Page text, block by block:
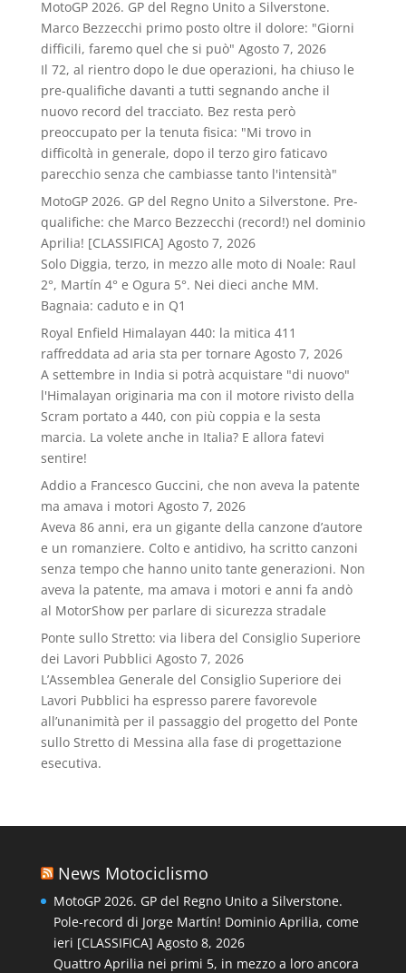
MotoGP 2026. GP del Regno Unito a Silverstone.
Marco Bezzecchi primo posto oltre il dolore: "Giorni
difficili, faremo quel che si può" Agosto 7, 2026
Il 72, al rientro dopo le due operazioni, ha chiuso le
pre-qualifiche davanti a tutti segnando anche il
nuovo record del tracciato. Bez resta però
preoccupato per la tenuta fisica: "Mi trovo in
difficoltà in generale, dopo il terzo giro faticavo
parecchio senza che cambiasse tanto l'intensità"
MotoGP 2026. GP del Regno Unito a Silverstone. Pre-
qualifiche: che Marco Bezzecchi (record!) nel dominio
Aprilia! [CLASSIFICA] Agosto 7, 2026
Solo Diggia, terzo, in mezzo alle moto di Noale: Raul
2°, Martín 4° e Ogura 5°. Nei dieci anche MM.
Bagnaia: caduto e in Q1
Royal Enfield Himalayan 440: la mitica 411
raffreddata ad aria sta per tornare Agosto 7, 2026
A settembre in India si potrà acquistare "di nuovo"
l'Himalayan originaria ma con il motore rivisto della
Scram portato a 440, con più coppia e la sesta
marcia. La volete anche in Italia? E allora fatevi
sentire!
Addio a Francesco Guccini, che non aveva la patente
ma amava i motori Agosto 7, 2026
Aveva 86 anni, era un gigante della canzone d’autore
e un romanziere. Colto e antidivo, ha scritto canzoni
senza tempo che hanno unito tante generazioni. Non
aveva la patente, ma amava i motori e anni fa andò
al MotorShow per parlare di sicurezza stradale
Ponte sullo Stretto: via libera del Consiglio Superiore
dei Lavori Pubblici Agosto 7, 2026
L’Assemblea Generale del Consiglio Superiore dei
Lavori Pubblici ha espresso parere favorevole
all’unanimità per il passaggio del progetto del Ponte
sullo Stretto di Messina alla fase di progettazione
esecutiva.
News Motociclismo
MotoGP 2026. GP del Regno Unito a Silverstone.
Pole-record di Jorge Martín! Dominio Aprilia, come
ieri [CLASSIFICA] Agosto 8, 2026
Quattro Aprilia nei primi 5, in mezzo a loro ancora